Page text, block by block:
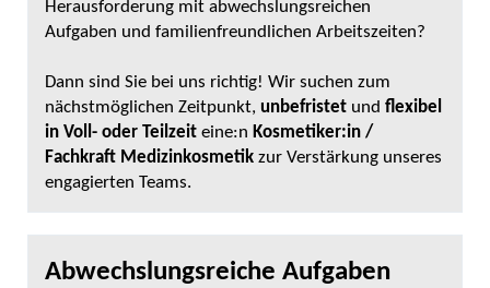
Herausforderung mit abwechslungsreichen
Aufgaben und familienfreundlichen Arbeitszeiten?
Dann sind Sie bei uns richtig! Wir suchen zum
nächstmöglichen Zeitpunkt, unbefristet und flexibel
in Voll- oder Teilzeit eine:n Kosmetiker:in /
Fachkraft Medizinkosmetik zur Verstärkung unseres
engagierten Teams.
Abwechslungsreiche Aufgaben